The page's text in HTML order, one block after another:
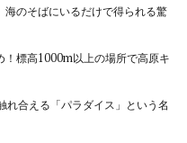
海のそばにいるだけで得られる驚
！標高1000m以上の場所で高原キ
合える「パラダイス」という名